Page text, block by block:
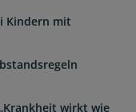
Kindern mit
wirkt wie